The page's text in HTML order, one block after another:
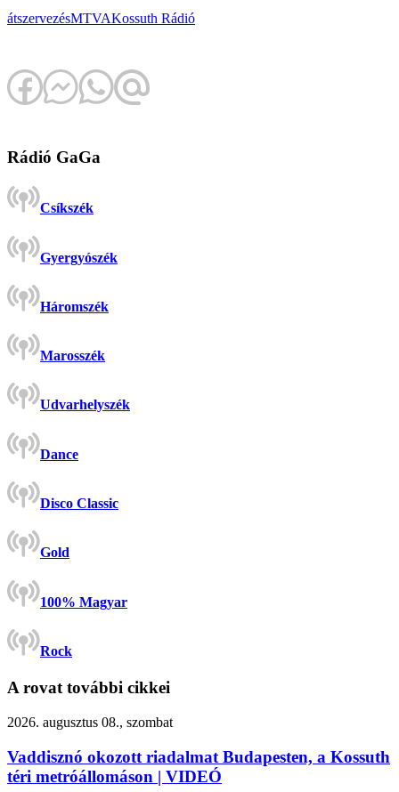
átszervezésMTVAKossuth Rádió
Rádió GaGa
Csíkszék
Gyergyószék
Háromszék
Marosszék
Udvarhelyszék
Dance
Disco Classic
Gold
100% Magyar
Rock
A rovat további cikkei
2026. augusztus 08., szombat
Vaddisznó okozott riadalmat Budapesten, a Kossuth
téri metróállomáson | VIDEÓ